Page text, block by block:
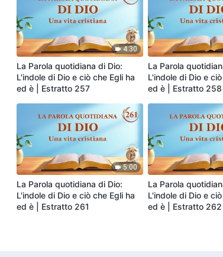
4:30
La Parola quotidiana di Dio:
L'indole di Dio e ciò che Egli ha
ed è | Estratto 257
La Parola
L'indole di Dio e
ed è | Estratto 258
5:00
La Parola quotidiana di Dio:
L'indole di Dio e ciò che Egli ha
ed è | Estratto 261
La Parola
L'indole di Dio e
ed è | Estratto 262